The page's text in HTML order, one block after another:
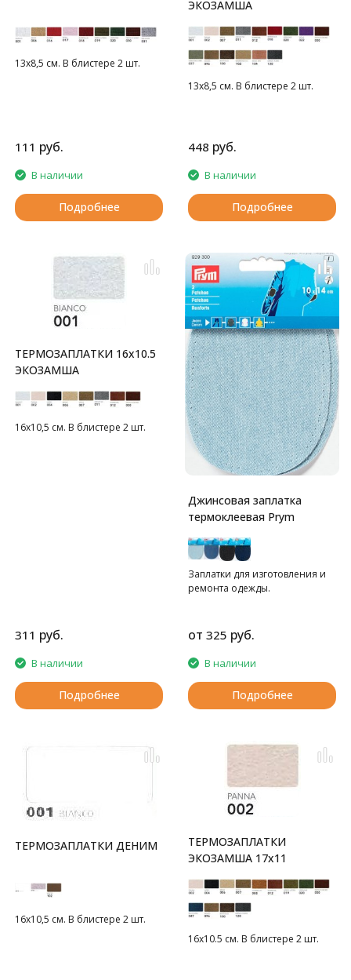
13х8,5 см. В блистере 2 шт.
111 руб.
В наличии
Подробнее
ЭКОЗАМША
13х8,5 см. В блистере 2 шт.
448 руб.
В наличии
Подробнее
ТЕРМОЗАПЛАТКИ 16x10.5
ЭКОЗАМША
16х10,5 см. В блистере 2 шт.
311 руб.
В наличии
Подробнее
Джинсовая заплатка
термоклеевая Prym
Заплатки для изготовления и
ремонта одежды.
от 325 руб.
В наличии
Подробнее
ТЕРМОЗАПЛАТКИ ДЕНИМ
16х10,5 см. В блистере 2 шт.
ТЕРМОЗАПЛАТКИ
ЭКОЗАМША 17x11
16х10.5 см. В блистере 2 шт.